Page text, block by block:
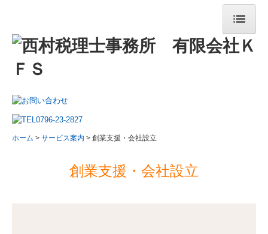
ホーム
事務所案内
スタッフ紹介
ホーム サービス案内 創業支援・会社設立
創業支援・会社設立